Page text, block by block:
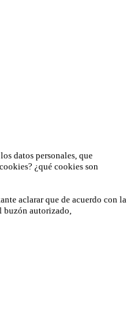
datos personales, que
¿qué cookies son
aclarar que de acuerdo con la
buzón autorizado,